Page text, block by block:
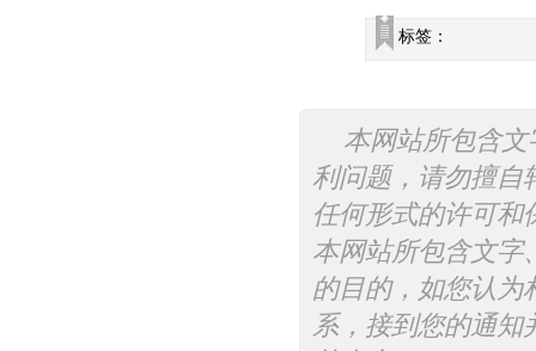
标签：
本网站所包含
利问题，请勿擅自
任何形式的许可和
本网站所包含文字
的目的，如您认为
系，接到您的通知